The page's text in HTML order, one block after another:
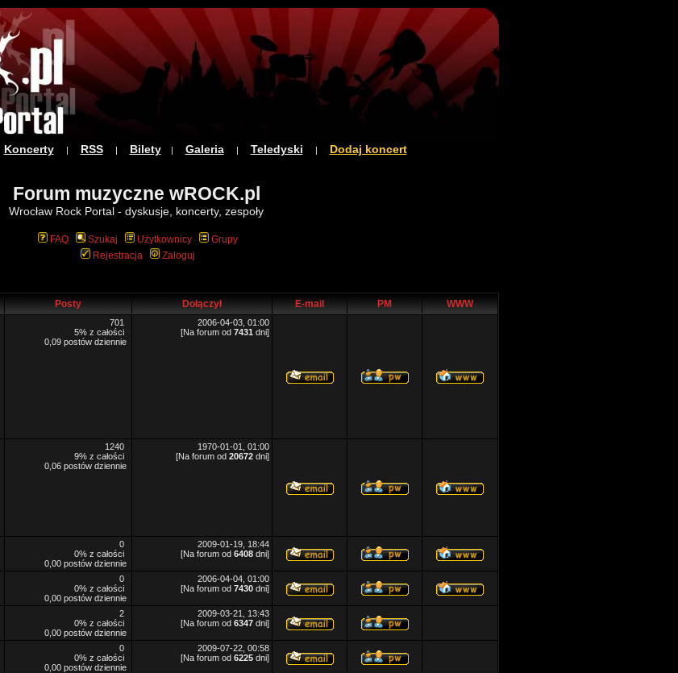
Koncerty| RSS| Bilety| Galeria| Teledyski | Dodaj koncert
Forum muzyczne wROCK.pl
Wrocław Rock Portal - dyskusje, koncerty, zespoły
FAQ Szukaj Użytkownicy
Grupy
Rejestracja
Zaloguj
Posty Dołączył E-mail PM
WWW
701
5% z całości
0,09 postów dziennie
2006-04-03, 01:00
[Na forum od 7431 dni]
1240
9% z całości
0,06 postów dziennie
1970-01-01, 01:00
[Na forum od 20672 dni]
0
0% z całości
0,00 postów dziennie
2009-01-19, 18:44
[Na forum od 6408 dni]
0
0% z całości
0,00 postów dziennie
2006-04-04, 01:00
[Na forum od 7430 dni]
2
0% z całości
0,00 postów dziennie
2009-03-21, 13:43
[Na forum od 6347 dni]
0
0% z całości
0,00 postów dziennie
2009-07-22, 00:58
[Na forum od 6225 dni]